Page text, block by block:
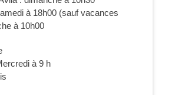
à 18h00 (sauf vacances
à 10h00
à 9 h